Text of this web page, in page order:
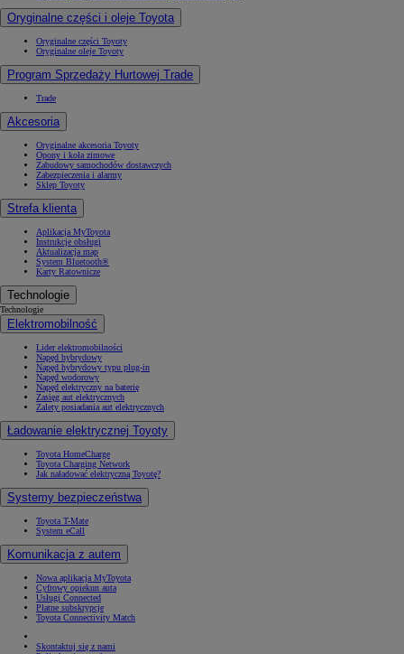
Oryginalne części i oleje Toyota
Oryginalne części Toyoty
Oryginalne oleje Toyoty
Program Sprzedaży Hurtowej Trade
Trade
Akcesoria
Oryginalne akcesoria Toyoty
Opony i koła zimowe
Zabudowy samochodów dostawczych
Zabezpieczenia i alarmy
Sklep Toyoty
Strefa klienta
Aplikacja MyToyota
Instrukcje obsługi
Aktualizacja map
System Bluetooth®
Karty Ratownicze
Technologie
Technologie
Elektromobilność
Lider elektromobilności
Napęd hybrydowy
Napęd hybrydowy typu plug-in
Napęd wodorowy
Napęd elektryczny na baterię
Zasięg aut elektrycznych
Zalety posiadania aut elektrycznych
Ładowanie elektrycznej Toyoty
Toyota HomeCharge
Toyota Charging Network
Jak naładować elektryczną Toyotę?
Systemy bezpieczeństwa
Toyota T-Mate
System eCall
Komunikacja z autem
Nowa aplikacja MyToyota
Cyfrowy opiekun auta
Usługi Connected
Płatne subskrypcje
Toyota Connectivity Match
Skontaktuj się z nami